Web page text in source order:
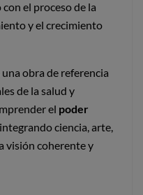
el proceso de la
y el crecimiento
obra de referencia
de la salud y
el poder
ciencia, arte,
visión coherente y